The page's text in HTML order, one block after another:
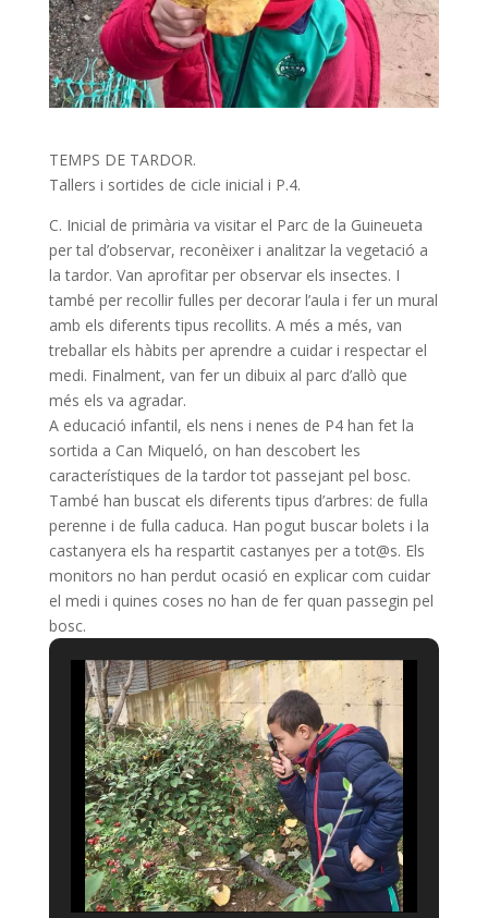
TEMPS DE TARDOR.
Tallers i sortides de cicle inicial i P.4.
C. Inicial de primària va visitar el Parc de la Guineueta
per tal d’observar, reconèixer i analitzar la vegetació a
la tardor. Van aprofitar per observar els insectes. I
també per recollir fulles per decorar l’aula i fer un mural
amb els diferents tipus recollits. A més a més, van
treballar els hàbits per aprendre a cuidar i respectar el
medi. Finalment, van fer un dibuix al parc d’allò que
més els va agradar.
A educació infantil, els nens i nenes de P4 han fet la
sortida a Can Miqueló, on han descobert les
característiques de la tardor tot passejant pel bosc.
També han buscat els diferents tipus d’arbres: de fulla
perenne i de fulla caduca. Han pogut buscar bolets i la
castanyera els ha respartit castanyes per a tot@s. Els
monitors no han perdut ocasió en explicar com cuidar
el medi i quines coses no han de fer quan passegin pel
bosc.